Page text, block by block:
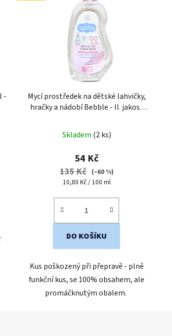
-
Mycí prostředek na dětské lahvičky,
hračky a nádobí Bebble - II. jakost
Skladem (2 ks)
54 Kč
135 Kč (–60 %)
Měrná
10,80 Kč / 100 ml
DO KOŠÍKU
Kus poškozený při přepravě - plně
funkční kus, se 100% obsahem, ale
promáčknutým obalem.